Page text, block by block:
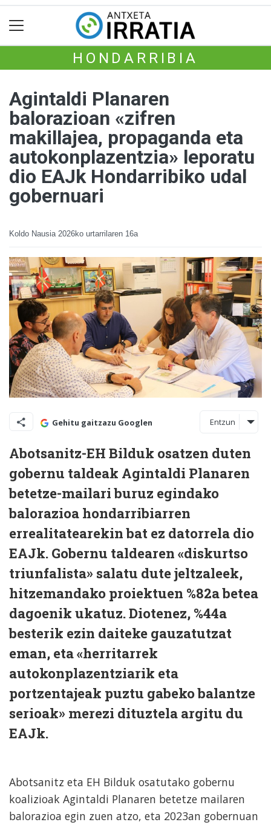
HONDARRIBIA
Agintaldi Planaren
balorazioan «zifren
makillajea, propaganda eta
autokonplazentzia» leporatu
dio EAJk Hondarribiko udal
gobernuari
Koldo Nausia 2026ko urtarrilaren 16a
Gehitu gaitzazu Googlen Entzun
Abotsanitz-EH Bilduk osatzen duten
gobernu taldeak Agintaldi Planaren
betetze-mailari buruz egindako
balorazioa hondarribiarren
errealitatearekin bat ez datorrela dio
EAJk. Gobernu taldearen «diskurtso
triunfalista» salatu dute jeltzaleek,
hitzemandako proiektuen %82a betea
dagoenik ukatuz. Diotenez, %44a
besterik ezin daiteke gauzatutzat
eman, eta «herritarrek
autokonplazentziarik eta
portzentajeak puztu gabeko balantze
serioak» merezi dituztela argitu du
EAJk.
Abotsanitz eta EH Bilduk osatutako gobernu
koalizioak Agintaldi Planaren betetze mailaren
balorazioa egin zuen atzo, eta 2023an gobernuan